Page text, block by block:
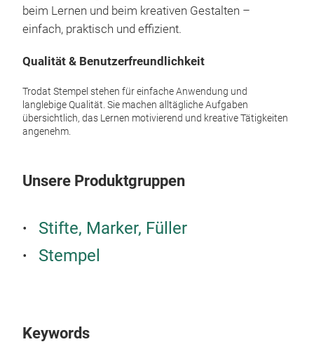
beim Lernen und beim kreativen Gestalten –
einfach, praktisch und effizient.
Qualität & Benutzerfreundlichkeit
Trodat Stempel stehen für einfache Anwendung und
langlebige Qualität. Sie machen alltägliche Aufgaben
übersichtlich, das Lernen motivierend und kreative Tätigkeiten
angenehm.
Unsere Produktgruppen
Stifte, Marker, Füller
Stempel
Keywords